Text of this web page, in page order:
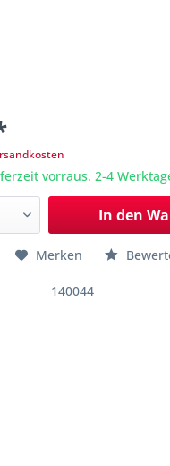
vorraus. 2-4
In den
Merken
140044